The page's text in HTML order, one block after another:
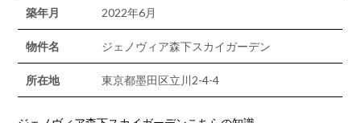
築年月 2022年6月
物件名 ジェノヴィア森下スカイガーデン
所在地 東京都墨田区立川2-4-4